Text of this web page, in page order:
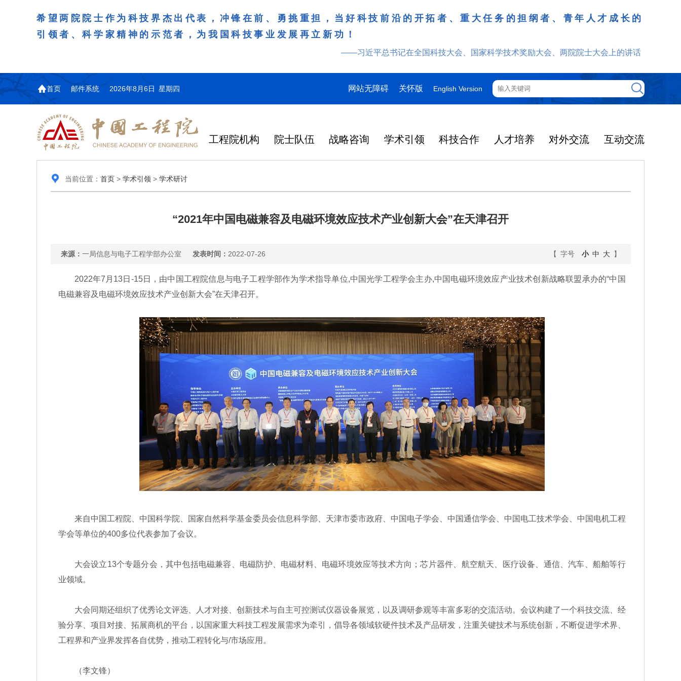
希望两院院士作为科技界杰出代表，冲锋在前、勇挑重担，当好科技前沿的开拓者、重大任务的担纲者、青年人才成长的
引领者、科学家精神的示范者，为我国科技事业发展再立新功！
——习近平总书记在全国科技大会、国家科学技术奖励大会、两院院士大会上的讲话
首页 邮件系统 2026年8月6日 星期四 网站无障碍 关怀版 English Version
工程院机构 院士队伍 战略咨询 学术引领 科技合作 人才培养 对外交流 互动交流
当前位置： 首页> 学术引领> 学术研讨
“2021年中国电磁兼容及电磁环境效应技术产业创新大会”在天津召开
来源： 一局信息与电子工程学部办公室 发表时间： 2022-07-26 【 字号 小 中 大】
2022年7月13日-15日，由中国工程院信息与电子工程学部作为学术指导单位,中国光学工程学会主办,中国电磁环境效应产业技术创新战略联盟承办的“中国
电磁兼容及电磁环境效应技术产业创新大会”在天津召开。
来自中国工程院、中国科学院、国家自然科学基金委员会信息科学部、天津市委市政府、中国电子学会、中国通信学会、中国电工技术学会、中国电机工程
学会等单位的400多位代表参加了会议。
大会设立13个专题分会，其中包括电磁兼容、电磁防护、电磁材料、电磁环境效应等技术方向；芯片器件、航空航天、医疗设备、通信、汽车、船舶等行
业领域。
大会同期还组织了优秀论文评选、人才对接、创新技术与自主可控测试仪器设备展览，以及调研参观等丰富多彩的交流活动。会议构建了一个科技交流、经
验分享、项目对接、拓展商机的平台，以国家重大科技工程发展需求为牵引，倡导各领域软硬件技术及产品研发，注重关键技术与系统创新，不断促进学术界、
工程界和产业界发挥各自优势，推动工程转化与/市场应用。
（李文锋）